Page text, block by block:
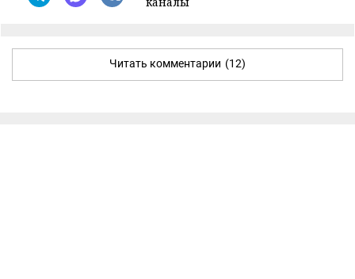
Читать комментарии (12)